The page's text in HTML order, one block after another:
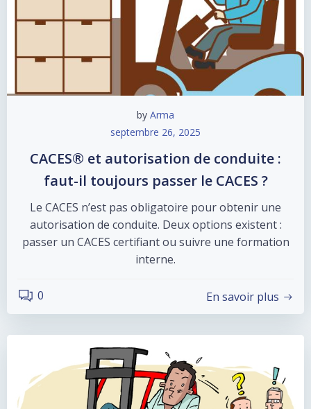
by Arma
septembre 26, 2025
CACES® et autorisation de conduite :
faut-il toujours passer le CACES ?
Le CACES n’est pas obligatoire pour obtenir une
autorisation de conduite. Deux options existent :
passer un CACES certifiant ou suivre une formation
interne.
0 En savoir plus